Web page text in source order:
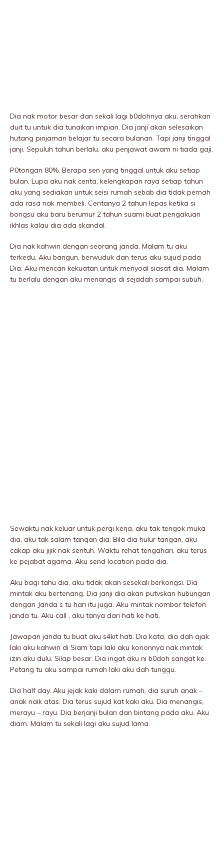
Dia nak motor besar dan sekali lagi b0dohnya aku, serahkan
duit tu untuk dia tunaikan impian. Dia janji akan selesaikan
hutang pinjaman belajar tu secara bulanan. Tapi janji tinggal
janji. Sepuluh tahun berlalu, aku penjawat awam ni tiada gaji.
P0tongan 80%. Berapa sen yang tinggal untuk aku setiap
bulan. Lupa aku nak cerita, kelengkapan raya setiap tahun
aku yang sediakan untuk seisi rumah sebab dia tidak pernah
ada rasa nak membeli. Ceritanya 2 tahun lepas ketika si
bongsu aku baru berumur 2 tahun suami buat pengakuan
ikhlas kalau dia ada skandal.
Dia nak kahwin dengan seorang janda. Malam tu aku
terkedu. Aku bangun, berwuduk dan terus aku sujud pada
Dia. Aku mencari kekuatan untuk menyoal siasat dia. Malam
tu berlalu dengan aku menangis di sejadah sampai subuh.
Sewaktu nak keluar untuk pergi kerja, aku tak tengok muka
dia, aku tak salam tangan dia. Bila dia hulur tangan, aku
cakap aku jijik nak sentuh. Waktu rehat tengahari, aku terus
ke pejabat agama. Aku send location pada dia.
Aku bagi tahu dia, aku tidak akan sesekali berkongsi. Dia
mintak aku bertenang. Dia janji dia akan putvskan hubungan
dengan Janda s tu hari itu juga. Aku mintak nombor telefon
janda tu. Aku call , aku tanya dari hati ke hati.
Jawapan janda tu buat aku s4kit hati. Dia kata, dia dah ajak
laki aku kahwin di Siam tapi laki aku kononnya nak mintak
izin aku dulu. Silap besar. Dia ingat aku ni b0doh sangat ke.
Petang tu aku sampai rumah laki aku dah tunggu.
Dia half day. Aku jejak kaki dalam rumah, dia suruh anak –
anak naik atas. Dia terus sujud kat kaki aku. Dia menangis,
merayu – rayu. Dia berjanji bulan dan bintang pada aku. Aku
diam. Malam tu sekali lagi aku sujud lama.